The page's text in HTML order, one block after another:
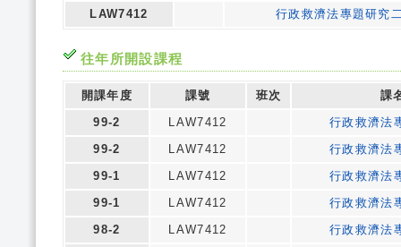
LAW7412
行政救濟法專題研究
往年所開設課程
開課年度 課號 班次
課
99-2
LAW7412
行政救濟法
99-2
LAW7412
行政救濟法
99-1
LAW7412
行政救濟法
99-1
LAW7412
行政救濟法
98-2
LAW7412
行政救濟法